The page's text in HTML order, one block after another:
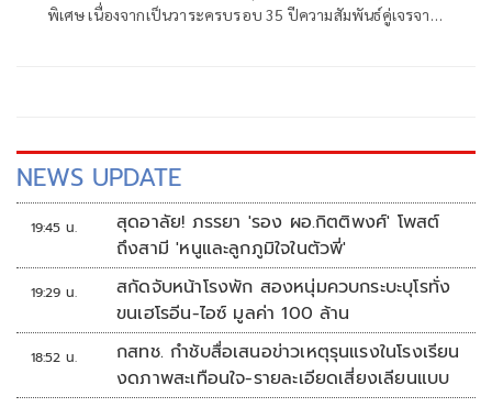
พิเศษ เนื่องจากเป็นวาระครบรอบ 35 ปีความสัมพันธ์คู่เจรจา
NEWS UPDATE
19:45 น.
สุดอาลัย! ภรรยา 'รอง ผอ.กิตติพงศ์' โพสต์
ถึงสามี 'หนูและลูกภูมิใจในตัวพี่'
19:29 น.
สกัดจับหน้าโรงพัก สองหนุ่มควบกระบะบุโรทั่ง
ขนเฮโรอีน-ไอซ์ มูลค่า 100 ล้าน
18:52 น.
กสทช. กำชับสื่อเสนอข่าวเหตุรุนแรงในโรงเรียน
งดภาพสะเทือนใจ-รายละเอียดเสี่ยงเลียนแบบ